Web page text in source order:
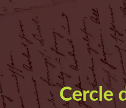
Cercle